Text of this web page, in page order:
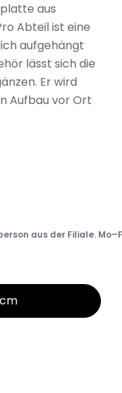
aus
Abteil ist eine
aufgehängt
lässt sich die
Er wird
Aufbau vor Ort
aus der Filiale. Mo–Fr